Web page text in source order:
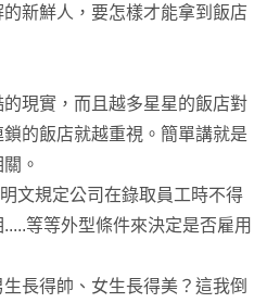
新鮮人，要怎樣才能拿到飯店
現實，而且越多星星的飯店對
的飯店就越重視。簡單講就是
。
文規定公司在錄取員工時不得
等等外型條件來決定是否雇用
長得帥、女生長得美？這我倒